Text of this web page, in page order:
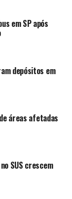
em SP após
depósitos em
áreas afetadas
SUS crescem